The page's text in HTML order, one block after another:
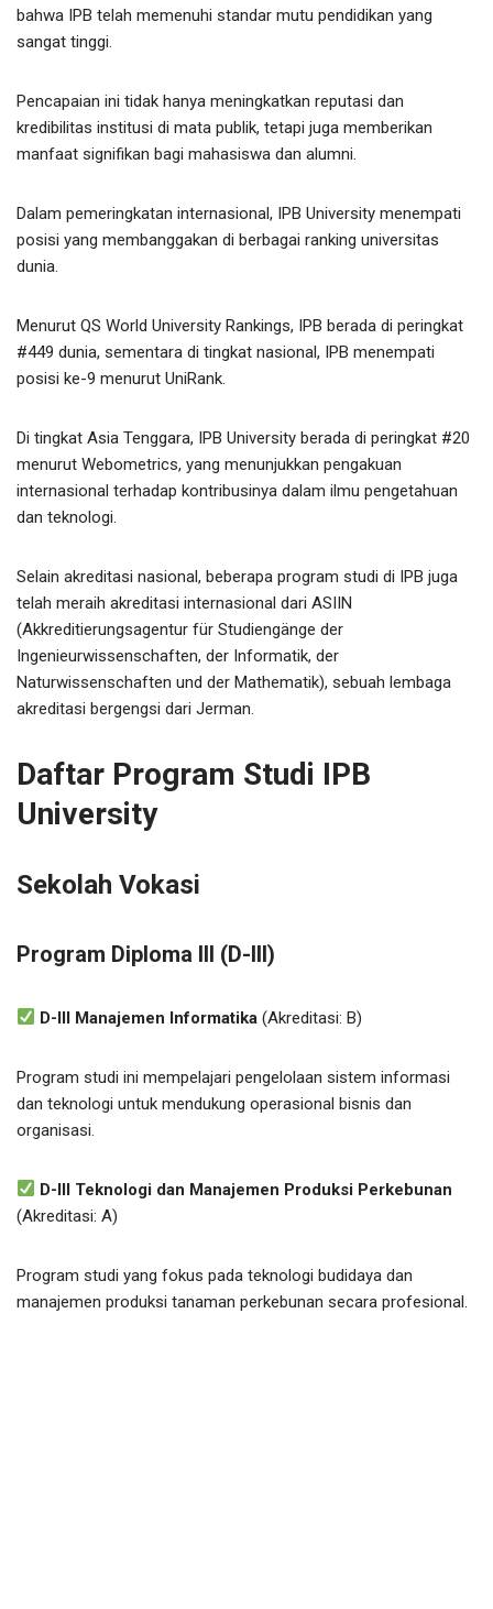
bahwa IPB telah memenuhi standar mutu pendidikan yang
sangat tinggi.
Pencapaian ini tidak hanya meningkatkan reputasi dan
kredibilitas institusi di mata publik, tetapi juga memberikan
manfaat signifikan bagi mahasiswa dan alumni.
Dalam pemeringkatan internasional, IPB University menempati
posisi yang membanggakan di berbagai ranking universitas
dunia.
Menurut QS World University Rankings, IPB berada di peringkat
#449 dunia, sementara di tingkat nasional, IPB menempati
posisi ke-9 menurut UniRank.
Di tingkat Asia Tenggara, IPB University berada di peringkat #20
menurut Webometrics, yang menunjukkan pengakuan
internasional terhadap kontribusinya dalam ilmu pengetahuan
dan teknologi.
Selain akreditasi nasional, beberapa program studi di IPB juga
telah meraih akreditasi internasional dari ASIIN
(Akkreditierungsagentur für Studiengänge der
Ingenieurwissenschaften, der Informatik, der
Naturwissenschaften und der Mathematik), sebuah lembaga
akreditasi bergengsi dari Jerman.
Daftar Program Studi IPB
University
Sekolah Vokasi
Program Diploma III (D-III)
D-III Manajemen Informatika (Akreditasi: B)
Program studi ini mempelajari pengelolaan sistem informasi
dan teknologi untuk mendukung operasional bisnis dan
organisasi.
D-III Teknologi dan Manajemen Produksi Perkebunan
(Akreditasi: A)
Program studi yang fokus pada teknologi budidaya dan
manajemen produksi tanaman perkebunan secara profesional.